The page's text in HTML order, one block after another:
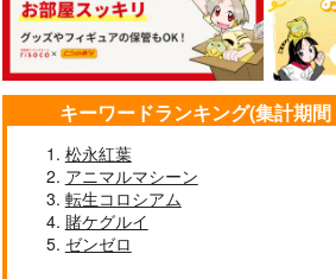
探偵モンテ・クリスト
完全幻覚本
円 （税込）
Fate/Grand Order
巌窟王 モンテ・クリスト
藤丸立香
サンプル
斎藤一の本2
斎藤一の本を出すサ
クル
Fate/Grand Order
ぐだ君のモテログ
PONZOOM
1,320 円（税込）
サンプル
作品詳細
マハトマにおまかせ
うつらうららか
キーワードランキング(集計期
松永紅葉
アニマルマシーン
転生コロシアム
賭ケグルイ
ゼンゼロ